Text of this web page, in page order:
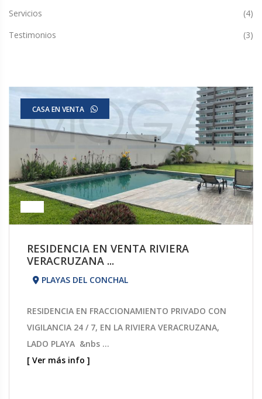
Servicios
(4)
Testimonios
(3)
CASA EN VENTA
RESIDENCIA EN VENTA RIVIERA
VERACRUZANA ...
PLAYAS DEL CONCHAL
RESIDENCIA EN FRACCIONAMIENTO PRIVADO CON
VIGILANCIA 24 / 7, EN LA RIVIERA VERACRUZANA,
LADO PLAYA &nbs ...
[ Ver más info ]